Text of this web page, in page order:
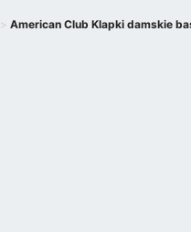
American Club Klapki damskie